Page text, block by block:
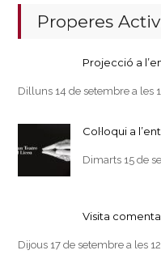
Properes
Projecció a
Dilluns 14 de setembre a les
Col·loqui a
Dimarts 15 de
Visita
Dijous 17 de setembre a les